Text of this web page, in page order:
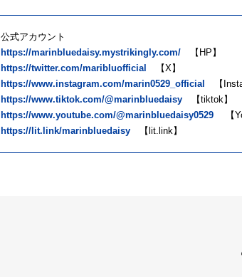
公式アカウント
https://marinbluedaisy.mystrikingly.com/ 【HP】
https://twitter.com/maribluofficial 【X】
https://www.instagram.com/marin0529_official 【
https://www.tiktok.com/@marinbluedaisy 【tiktok】
https://www.youtube.com/@marinbluedaisy0529 【
https://lit.link/marinbluedaisy 【lit.link】